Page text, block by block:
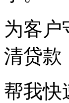
为客户
清贷款
帮我快